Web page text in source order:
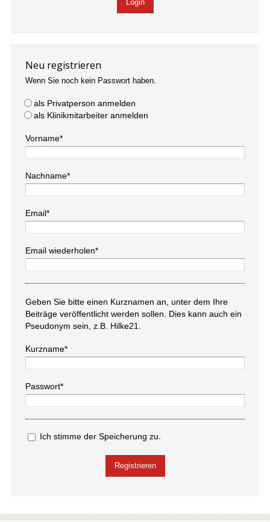
Neu registrieren
Wenn Sie noch kein Passwort haben.
als Privatperson anmelden
als Klinikmitarbeiter anmelden
Vorname*
Nachname*
Email*
Email wiederholen*
Geben Sie bitte einen Kurznamen an, unter dem Ihre
Beiträge veröffentlicht werden sollen. Dies kann auch ein
Pseudonym sein, z.B. Hilke21.
Kurzname*
Passwort*
Ich stimme der Speicherung zu.